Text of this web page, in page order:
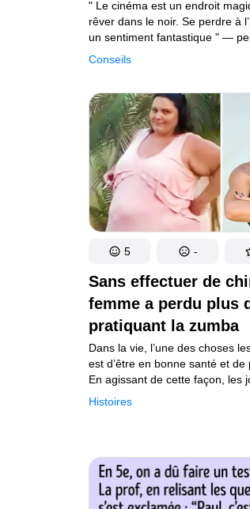
Conseils
" Le cinéma est un endroit
rêver dans le noir. Se perdre à
un sentiment fantastique " —
culte David Lynch. Le thriller
probablement le genre le plus
des mystères.
Sans effectuer de
femme a perdu plus
pratiquant la zumba
Histoires
Dans la vie, l’une des choses
est d’être en bonne santé et de
En agissant de cette façon, les
plus de joie, d’émotions et une
5 -
Exploration du monde de l'éducation
Gens
Plongée dans le monde des gens
Découvrez l'univers Amazon
Tests
Explorez des tests captivants et
Auteurs Règles éditoriales
Plan de site
Mise à jour du
Tous droits réservés.